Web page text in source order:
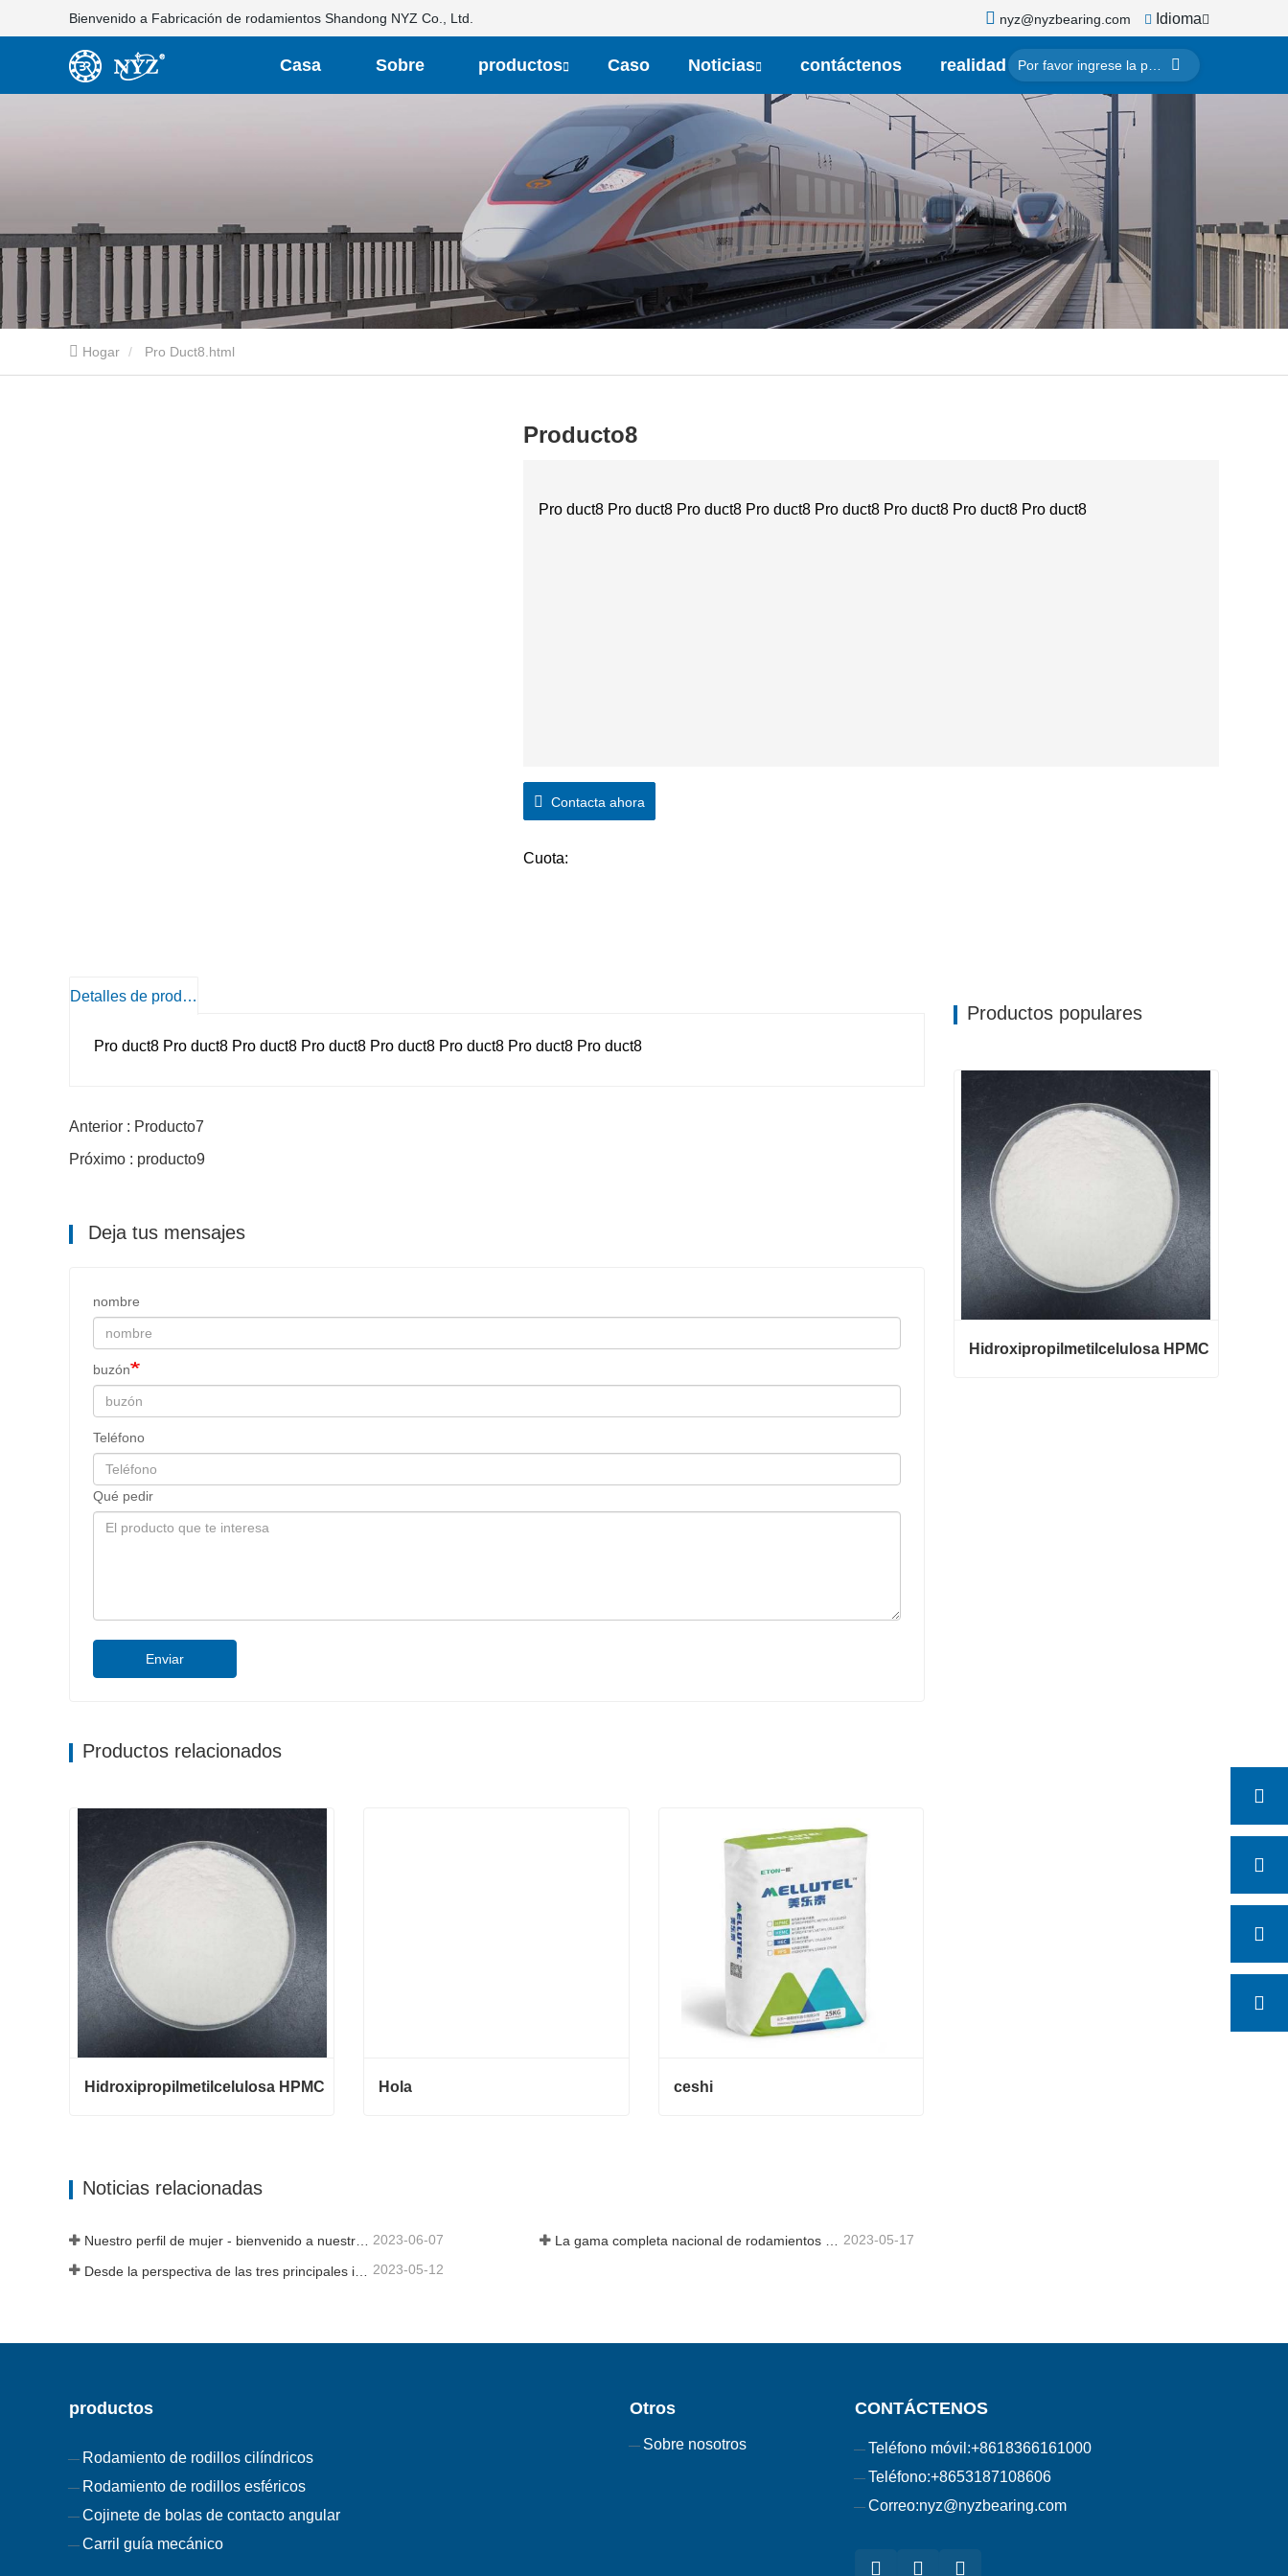
Bienvenido a Fabricación de rodamientos Shandong NYZ Co., Ltd. nyz@nyzbearing.com Idioma
Casa Sobre productos Caso Noticias contáctenos realidad
Hogar Pro Duct8.html
Producto8
Pro duct8 Pro duct8 Pro duct8 Pro duct8 Pro duct8 Pro duct8 Pro duct8 Pro duct8
Contacta ahora
Cuota:
Detalles de producto
Pro duct8 Pro duct8 Pro duct8 Pro duct8 Pro duct8 Pro duct8 Pro duct8 Pro duct8
Anterior : Producto7
Próximo : producto9
Deja tus mensajes
nombre
buzón
Teléfono
Qué pedir
Enviar
Productos relacionados
Hidroxipropilmetilcelulosa HPMC Hola ceshi
Noticias relacionadas
Nuestro perfil de mujer - bienvenido a nuestra historia 2023-06-07 La gama completa nacional de rodamientos de cajas de engranajes de energía eólica de 8 MW de Axis Technology salió con éxito de la línea de montaje 2023-05-17
2023-05-12
Productos populares
Hidroxipropilmetilcelulosa HPMC
productos
Rodamiento de rodillos cilíndricos
Rodamiento de rodillos esféricos
Cojinete de bolas de contacto angular
Carril guía mecánico
Otros
Sobre nosotros
CONTÁCTENOS
Teléfono móvil:+8618366161000
Teléfono:+8653187108606
Correo:nyz@nyzbearing.com